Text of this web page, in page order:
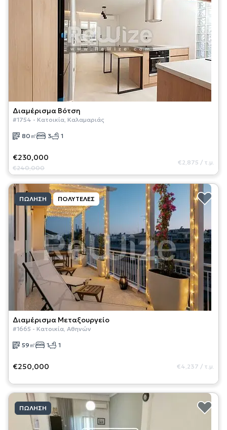
Διαμέρισμα Βότση
#1754 - Κατοικία, Καλαμαριάς
80 ㎡ 3 1
€230,000
€240,000
€2,875 / τ.μ.
ΠΏΛΗΣΗ ΠΟΛΥΤΕΛΈΣ
Διαμέρισμα Μεταξουργείο
#1665 - Κατοικία, Αθηνών
59 ㎡ 1 1
€250,000 €4,237 / τ.μ.
ΠΏΛΗΣΗ